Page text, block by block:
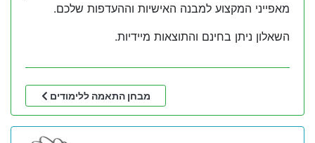
מאפייני המקצוע למבנה האישיות וההעדפות שלכם.
השאלון ניתן בחינם והתוצאות מיידיות.
מבחן התאמה ללימודים